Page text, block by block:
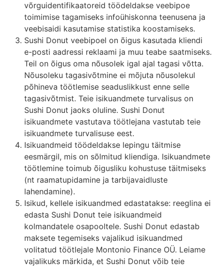
võrguidentifikaatoreid töödeldakse veebipoe
toimimise tagamiseks infoühiskonna teenusena ja
veebisaidi kasutamise statistika koostamiseks.
Sushi Donut veebipoel on õigus kasutada kliendi
e-posti aadressi reklaami ja muu teabe saatmiseks.
Teil on õigus oma nõusolek igal ajal tagasi võtta.
Nõusoleku tagasivõtmine ei mõjuta nõusolekul
põhineva töötlemise seaduslikkust enne selle
tagasivõtmist. Teie isikuandmete turvalisus on
Sushi Donut jaoks oluline. Sushi Donut
isikuandmete vastutava töötlejana vastutab teie
isikuandmete turvalisuse eest.
Isikuandmeid töödeldakse lepingu täitmise
eesmärgil, mis on sõlmitud kliendiga. Isikuandmete
töötlemine toimub õigusliku kohustuse täitmiseks
(nt raamatupidamine ja tarbijavaidluste
lahendamine).
Isikud, kellele isikuandmed edastatakse: reeglina ei
edasta Sushi Donut teie isikuandmeid
kolmandatele osapooltele. Sushi Donut edastab
maksete tegemiseks vajalikud isikuandmed
volitatud töötlejale Montonio Finance OÜ. Leiame
vajalikuks märkida, et Sushi Donut võib teie